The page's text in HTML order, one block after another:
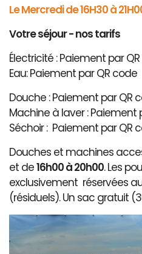
Le Mercredi de 16H30 à
Votre séjour - nos tarifs
Électricité : Paiement par
Eau: Paiement par QR code
Douche : Paiement par QR
Machine à laver : Paiement
Séchoir : Paiement par QR
Douches et machines
et de16h00 à 20h00. Les
exclusivement réservées
(résiduels). Un sac gratuit